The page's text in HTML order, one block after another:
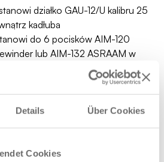
Details Über Cookies
Cookies
działko GAU-12/U kalibru 25
kadłuba
do 6 pocisków AIM-120
lub AIM-132 ASRAAM w
amunicyjnych lub dwa pociski
bomby o masie 455 kg. Broń
mogą stanowić bomby
(po 4 w komorze bombowej),
rakietowe Brimstone, bomby
stealth można podwieszać